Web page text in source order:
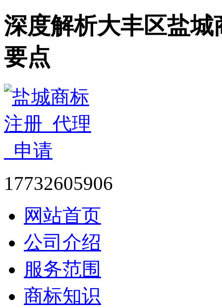
深度解析大丰区盐
要点
17732605906
网站首页
公司介绍
服务范围
商标知识